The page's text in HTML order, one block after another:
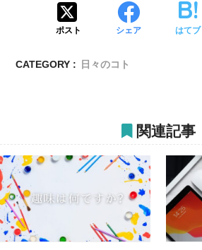
ポスト シェア はてブ
CATEGORY : 日々のコト
関連記事